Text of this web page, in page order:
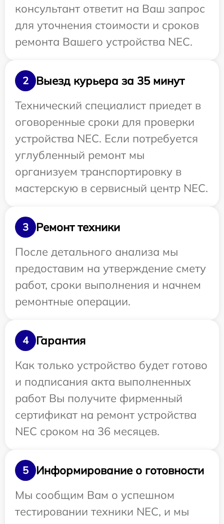
консультант ответит на Ваш запрос
для уточнения стоимости и сроков
ремонта Вашего устройства NEC.
2
Выезд курьера за 35 минут
Технический специалист приедет в
оговоренные сроки для проверки
устройства NEC. Если потребуется
углубленный ремонт мы
организуем транспортировку в
мастерскую в сервисный центр NEC.
3
Ремонт техники
После детального анализа мы
предоставим на утверждение смету
работ, сроки выполнения и начнем
ремонтные операции.
4
Гарантия
Как только устройство будет готово
и подписания акта выполненных
работ Вы получите фирменный
сертификат на ремонт устройства
NEC сроком на 36 месяцев.
5
Информирование о готовности
Мы сообщим Вам о успешном
тестировании техники NEC, и мы